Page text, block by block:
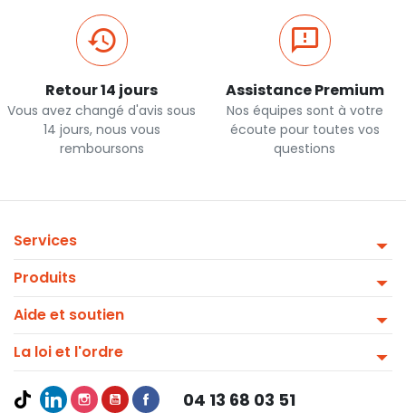
Retour 14 jours
Vous avez changé d'avis sous
14 jours, nous vous
remboursons
Assistance Premium
Nos équipes sont à votre
écoute pour toutes vos
questions
Services
Produits
Aide et soutien
La loi et l'ordre
04 13 68 03 51